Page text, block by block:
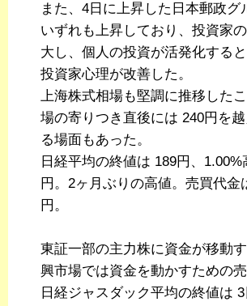
また、4日に上昇した日本郵政グ
いずれも上昇しており、投資家
大し、個人の投資が活発化する
投資家心理が改善した。
上海株式相場も堅調に推移した
場の寄りつき直後には 240円を
る場面もあった。
日経平均の終値は 189円、1.00%
円。2ヶ月ぶりの高値。売買代金
円。
東証一部の主力株に資金が移動
興市場では資金を動かすための売
日経ジャスダック平均の終値は